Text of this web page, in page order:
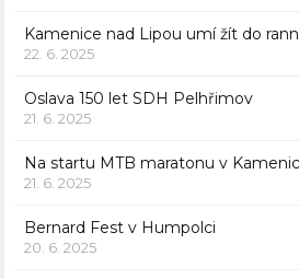
Kamenice nad Lipou umí žít do
22. 6. 2025
Oslava 150 let SDH Pelhřimov
21. 6. 2025
Na startu MTB maratonu v
21. 6. 2025
Bernard Fest v Humpolci
20. 6. 2025